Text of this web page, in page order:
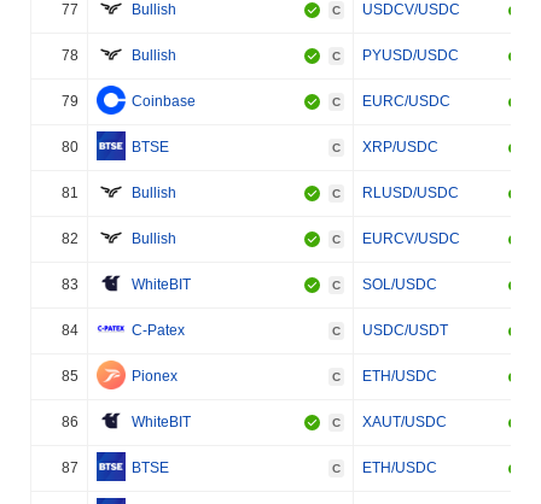
77 Bullish C USDCV/USDC
78 Bullish C PYUSD/USDC
79 Coinbase C EURC/USDC
80 BTSE C XRP/USDC
81 Bullish C RLUSD/USDC
82 Bullish C EURCV/USDC
83 WhiteBIT C SOL/USDC
84 C-Patex C USDC/USDT
85 Pionex C ETH/USDC
86 WhiteBIT C XAUT/USDC
87 BTSE C ETH/USDC